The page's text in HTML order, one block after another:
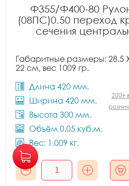
Ф355/Ф400-80
(08ПС)0.50 переход
сечения
Габаритные размеры: 28.5
22 см, вес 1009 гр.
Длина 420 мм.
Ширина 420 мм.
Высота 300 мм.
Объём 0.05 куб.м.
Вес: 1.009 кг.
200+